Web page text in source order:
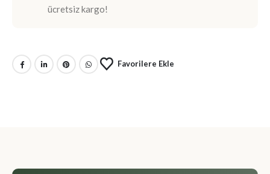
ücretsiz kargo!
Favorilere Ekle